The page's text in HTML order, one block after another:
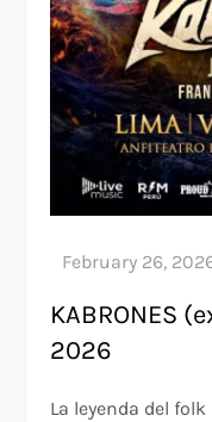
KABRONES
2026
La leyenda del